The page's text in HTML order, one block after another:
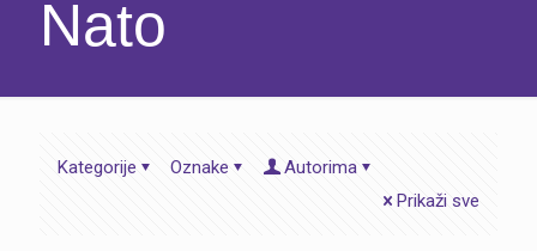
Nato
Kategorije Oznake
Autorima
Prikaži sve